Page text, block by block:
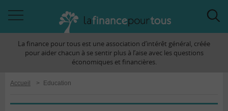
àLa finance pour tous est une association d’intérêt général, créée
pour aider chacun à se sentir plus à l’aise avec les questions
économiques et financières.
Accueil > Education